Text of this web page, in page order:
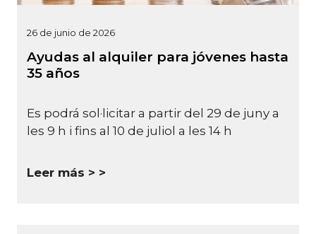
26 de junio de 2026
Ayudas al alquiler para jóvenes hasta
35 años
Es podrá sol·licitar a partir del 29 de juny a
les 9 h i fins al 10 de juliol a les 14 h
Leer más >